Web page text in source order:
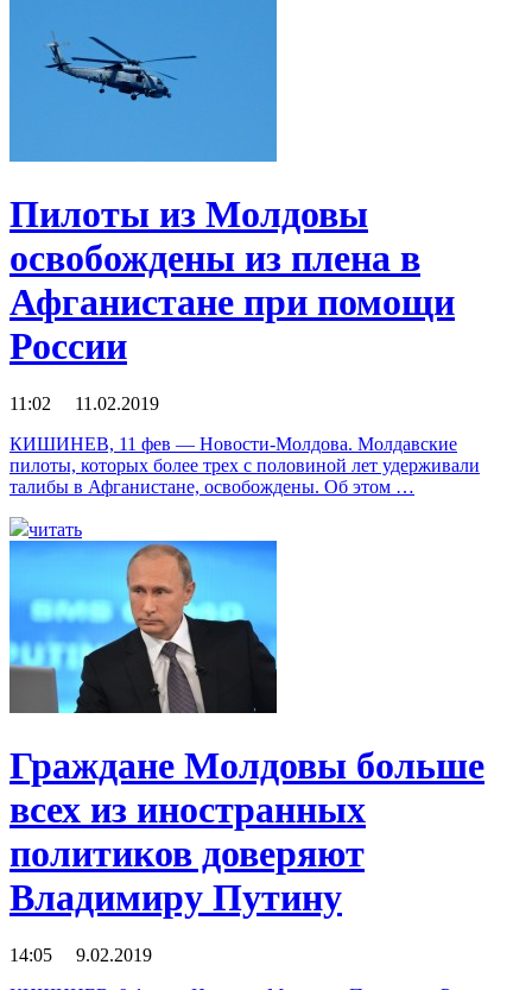
Пилоты из Молдовы
освобождены из плена в
Афганистане при помощи
России
11:02 11.02.2019
КИШИНЕВ, 11 фев — Новости-Молдова. Молдавские
пилоты, которых более трех с половиной лет удерживали
талибы в Афганистане, освобождены. Об этом …
читать
Граждане Молдовы больше
всех из иностранных
политиков доверяют
Владимиру Путину
14:05 9.02.2019